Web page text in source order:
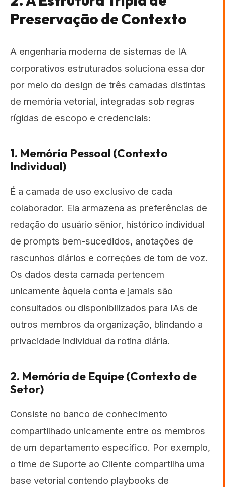
Preservação de Contexto
A engenharia moderna de sistemas de IA
corporativos estruturados soluciona essa dor
por meio do design de três camadas distintas
de memória vetorial, integradas sob regras
rígidas de escopo e credenciais:
1. Memória Pessoal (Contexto
Individual)
É a camada de uso exclusivo de cada
colaborador. Ela armazena as preferências de
redação do usuário sênior, histórico individual
de prompts bem-sucedidos, anotações de
rascunhos diários e correções de tom de voz.
Os dados desta camada pertencem
unicamente àquela conta e jamais são
consultados ou disponibilizados para IAs de
outros membros da organização, blindando a
privacidade individual da rotina diária.
2. Memória de Equipe (Contexto de
Setor)
Consiste no banco de conhecimento
compartilhado unicamente entre os membros
de um departamento específico. Por exemplo,
o time de Suporte ao Cliente compartilha uma
base vetorial contendo playbooks de